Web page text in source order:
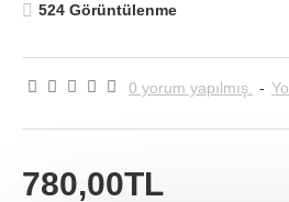
524 Görüntülenme
0 yorum yapılmış. -
780,00TL